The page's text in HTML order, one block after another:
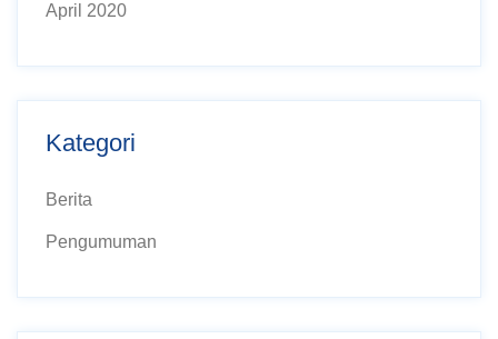
April 2020
Kategori
Berita
Pengumuman